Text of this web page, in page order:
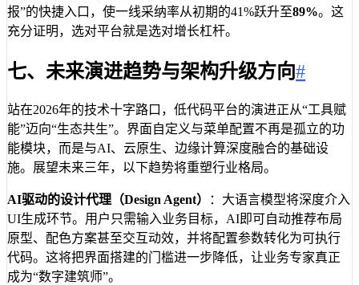
报”的快捷入口，使一线采纳率从初期的41%跃升至89%。这
充分证明，选对平台就是选对增长杠杆。
七、未来演进趋势与架构升级方向#
站在2026年的技术十字路口，低代码平台的演进正从“工具赋
能”迈向“生态共生”。界面自定义与菜单配置不再是孤立的功
能模块，而是与AI、云原生、边缘计算深度融合的基础设
施。展望未来三年，以下趋势将重塑行业格局。
AI驱动的设计代理（Design Agent）
：大语言模型将深度介入
UI生成环节。用户只需输入业务目标，AI即可自动推荐布局
原型、配色方案甚至交互动效，并将配置参数转化为可执行
代码。这将把界面搭建的门槛进一步降低，让业务专家真正
成为“数字建筑师”。